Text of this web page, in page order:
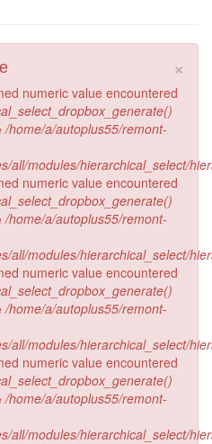
×
numeric value encountered
/home/a/autoplus55/remont-
all/modules/hierarchical_select/
numeric value encountered
/home/a/autoplus55/remont-
all/modules/hierarchical_select/
numeric value encountered
/home/a/autoplus55/remont-
all/modules/hierarchical_select/
numeric value encountered
/home/a/autoplus55/remont-
all/modules/hierarchical_select/